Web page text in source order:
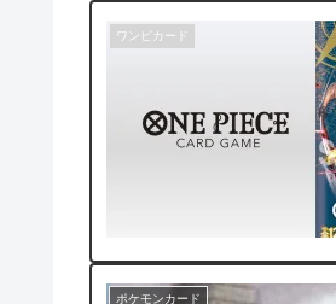
ワンピカード
ポケモンカード